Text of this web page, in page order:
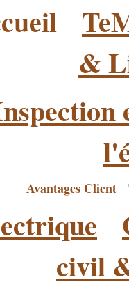
&
Avantages Client
civil